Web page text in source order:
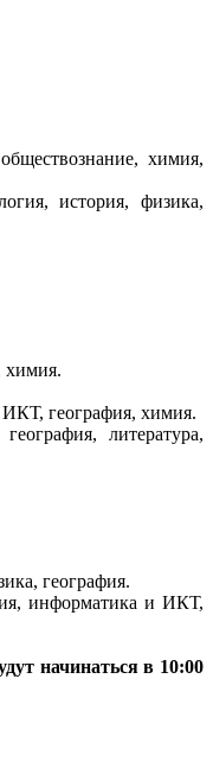
химия,
история, физика,
химия.
география, химия.
литература,
география.
информатика и ИКТ,
начинаться в 10:00